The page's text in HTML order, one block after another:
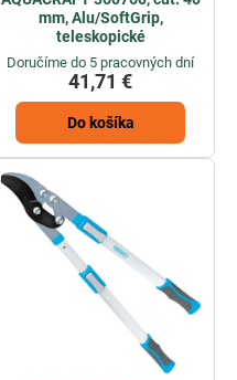
mm, Alu/SoftGrip,
teleskopické
Doručíme do 5 pracovných dní
41,71 €
Do košíka